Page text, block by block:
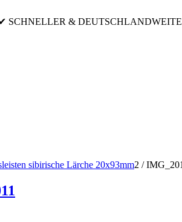
SCHNELLER &
sibirische Lärche 20x93mm2 /